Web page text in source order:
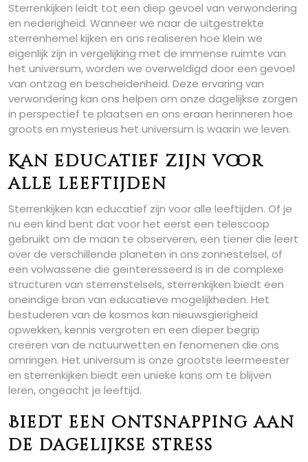
Sterrenkijken leidt tot een diep gevoel van verwondering
en nederigheid. Wanneer we naar de uitgestrekte
sterrenhemel kijken en ons realiseren hoe klein we
eigenlijk zijn in vergelijking met de immense ruimte van
het universum, worden we overweldigd door een gevoel
van ontzag en bescheidenheid. Deze ervaring van
verwondering kan ons helpen om onze dagelijkse zorgen
in perspectief te plaatsen en ons eraan herinneren hoe
groots en mysterieus het universum is waarin we leven.
Kan educatief zijn voor
alle leeftijden
Sterrenkijken kan educatief zijn voor alle leeftijden. Of je
nu een kind bent dat voor het eerst een telescoop
gebruikt om de maan te observeren, een tiener die leert
over de verschillende planeten in ons zonnestelsel, of
een volwassene die geïnteresseerd is in de complexe
structuren van sterrenstelsels, sterrenkijken biedt een
oneindige bron van educatieve mogelijkheden. Het
bestuderen van de kosmos kan nieuwsgierigheid
opwekken, kennis vergroten en een dieper begrip
creëren van de natuurwetten en fenomenen die ons
omringen. Het universum is onze grootste leermeester
en sterrenkijken biedt een unieke kans om te blijven
leren, ongeacht je leeftijd.
Biedt een ontsnapping aan
de dagelijkse stress